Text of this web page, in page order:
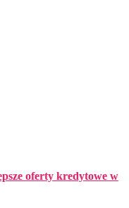
oferty kredytowe w